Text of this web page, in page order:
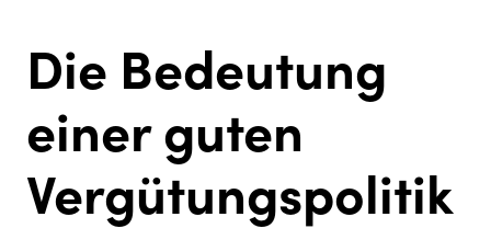
Die Bedeutung
einer guten
Vergütungspolitik